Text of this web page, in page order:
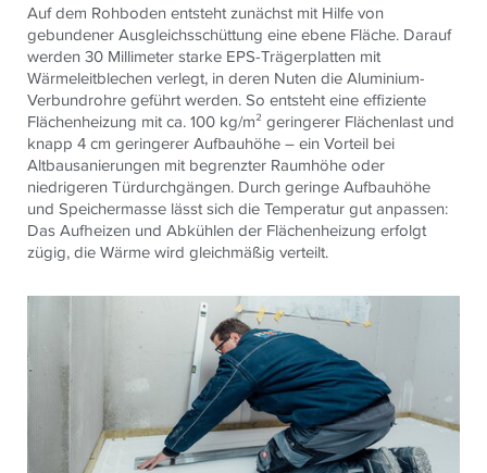
Auf dem Rohboden entsteht zunächst mit Hilfe von
gebundener Ausgleichsschüttung eine ebene Fläche. Darauf
werden 30 Millimeter starke EPS-Trägerplatten mit
Wärmeleitblechen verlegt, in deren Nuten die Aluminium-
Verbundrohre geführt werden. So entsteht eine effiziente
Flächenheizung mit ca. 100 kg/m² geringerer Flächenlast und
knapp 4 cm geringerer Aufbauhöhe – ein Vorteil bei
Altbausanierungen mit begrenzter Raumhöhe oder
niedrigeren Türdurchgängen. Durch geringe Aufbauhöhe
und Speichermasse lässt sich die Temperatur gut anpassen:
Das Aufheizen und Abkühlen der Flächenheizung erfolgt
zügig, die Wärme wird gleichmäßig verteilt.